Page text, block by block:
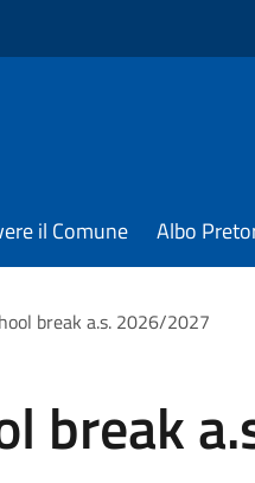
il Comune Albo
break a.s. 2026/2027
break